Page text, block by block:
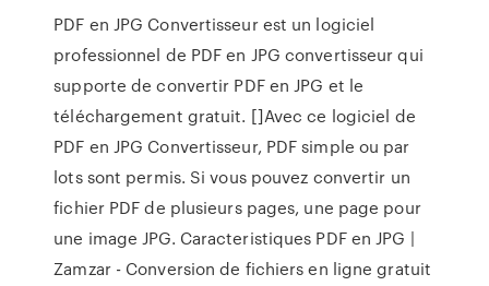
PDF en JPG Convertisseur est un logiciel
professionnel de PDF en JPG convertisseur qui
supporte de convertir PDF en JPG et le
téléchargement gratuit. []Avec ce logiciel de
PDF en JPG Convertisseur, PDF simple ou par
lots sont permis. Si vous pouvez convertir un
fichier PDF de plusieurs pages, une page pour
une image JPG. Caracteristiques PDF en JPG |
Zamzar - Conversion de fichiers en ligne gratuit